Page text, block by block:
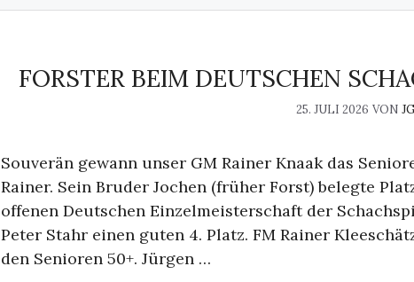
FORSTER BEIM DEUTSCHEN
25. JULI 2026 VON JG
Souverän gewann unser GM Rainer Knaak das
Rainer. Sein Bruder Jochen (früher Forst) belegte
offenen Deutschen Einzelmeisterschaft der
Peter Stahr einen guten 4. Platz. FM Rainer
den Senioren 50+. Jürgen …